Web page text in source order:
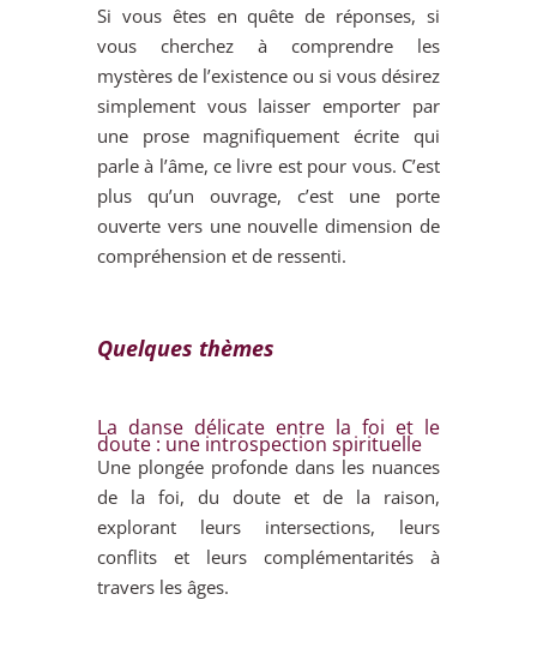
Si vous êtes en quête de réponses, si
vous cherchez à comprendre les
mystères de l’existence ou si vous désirez
simplement vous laisser emporter par
une prose magnifiquement écrite qui
parle à l’âme, ce livre est pour vous. C’est
plus qu’un ouvrage, c’est une porte
ouverte vers une nouvelle dimension de
compréhension et de ressenti.
Quelques thèmes
La danse délicate entre la foi et le
doute : une introspection spirituelle
Une plongée profonde dans les nuances
de la foi, du doute et de la raison,
explorant leurs intersections, leurs
conflits et leurs complémentarités à
travers les âges.